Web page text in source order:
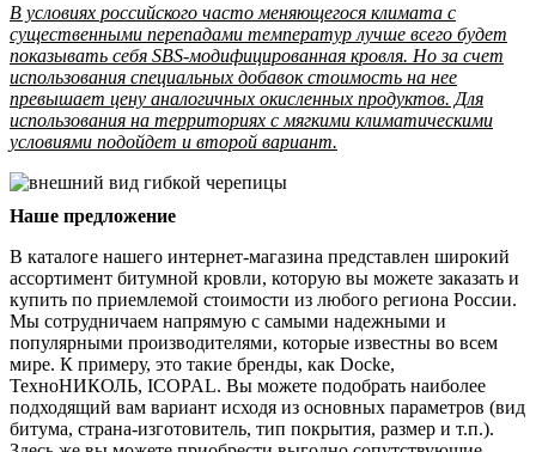
В условиях российского часто меняющегося климата с
существенными перепадами температур лучше всего будет
показывать себя SBS-модифицированная кровля. Но за счет
использования специальных добавок стоимость на нее
превышает цену аналогичных окисленных продуктов. Для
использования на территориях с мягкими климатическими
условиями подойдет и второй вариант.
Наше предложение
В каталоге нашего интернет-магазина представлен широкий
ассортимент битумной кровли, которую вы можете заказать и
купить по приемлемой стоимости из любого региона России.
Мы сотрудничаем напрямую с самыми надежными и
популярными производителями, которые известны во всем
мире. К примеру, это такие бренды, как Docke,
ТехноНИКОЛЬ, ICOPAL. Вы можете подобрать наиболее
подходящий вам вариант исходя из основных параметров (вид
битума, страна-изготовитель, тип покрытия, размер и т.п.).